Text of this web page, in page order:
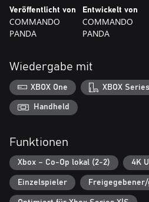
Veröffentlicht von
COMMANDO
PANDA
Entwickelt von
COMMANDO
PANDA
Wiedergabe mit
XBOX One XBOX
Handheld
Funktionen
Xbox – Co-Op lokal (2-2) 4K
Einzelspieler